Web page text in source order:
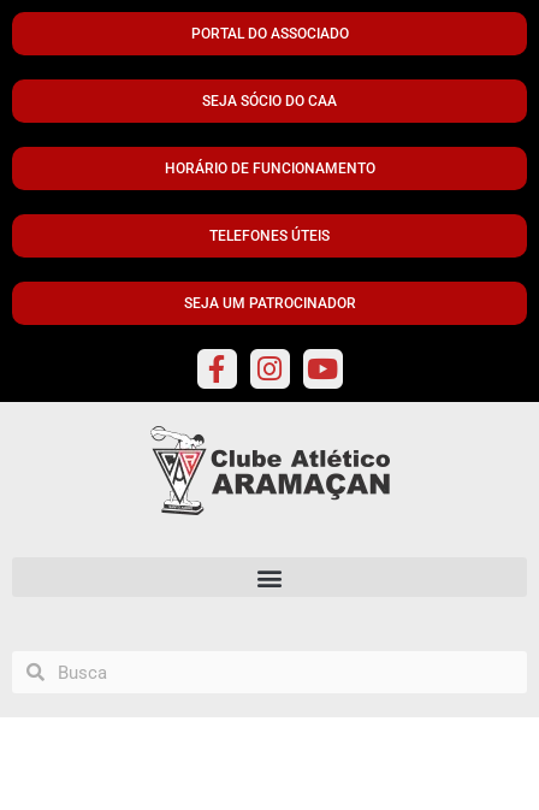
PORTAL DO ASSOCIADO
SEJA SÓCIO DO CAA
HORÁRIO DE FUNCIONAMENTO
TELEFONES ÚTEIS
SEJA UM PATROCINADOR